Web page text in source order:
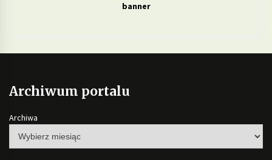
banner
Archiwum portalu
Archiwa